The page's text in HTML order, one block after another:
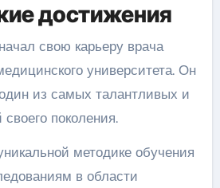
достижения
свою карьеру врача
университета. Он
из самых талантливых и
поколения.
методике обучения
в области